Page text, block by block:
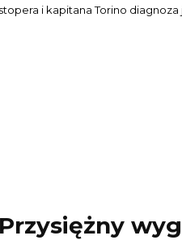
i kapitana Torino diagnoza